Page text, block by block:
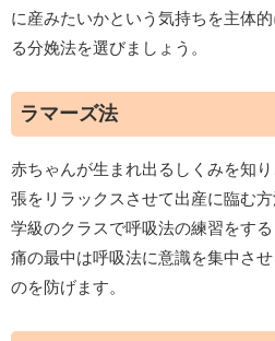
に産みたいかという気持ちを主体
る分娩法を選びましょう。
ラマーズ法
赤ちゃんが生まれ出るしくみを知
張をリラックスさせて出産に臨む
学級のクラスで呼吸法の練習をす
痛の最中は呼吸法に意識を集中さ
のを防げます。